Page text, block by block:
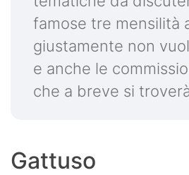
famose tre mensilità
giustamente non
e anche le
che a breve si
Gattuso